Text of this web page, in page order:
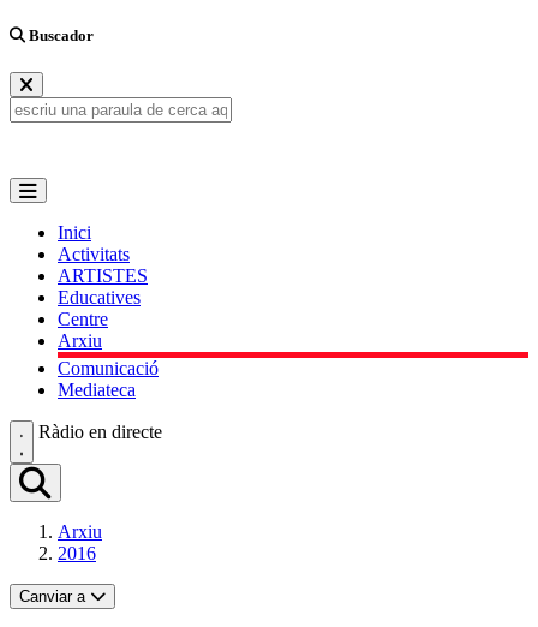
Buscador
Inici
Activitats
ARTISTES
Educatives
Centre
Arxiu
Comunicació
Mediateca
Ràdio en directe
Arxiu
2016
Canviar a